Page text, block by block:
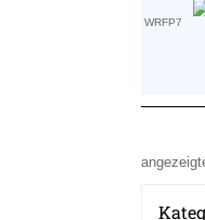
WRFP7